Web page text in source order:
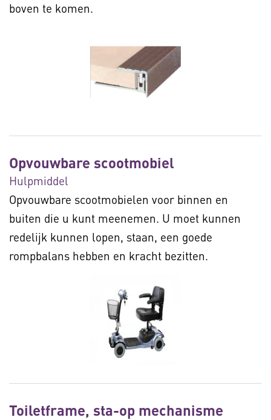
boven te komen.
Opvouwbare scootmobiel
Hulpmiddel
Opvouwbare scootmobielen voor binnen en
buiten die u kunt meenemen. U moet kunnen
redelijk kunnen lopen, staan, een goede
rompbalans hebben en kracht bezitten.
Toiletframe, sta-op mechanisme